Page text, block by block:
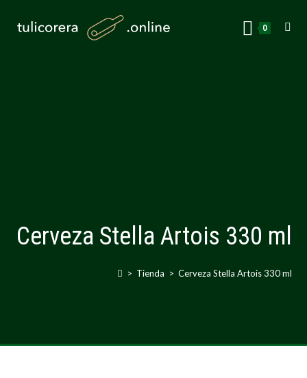
0
Cerveza Stella Artois 330 ml
> Tienda > Cerveza Stella Artois 330 ml